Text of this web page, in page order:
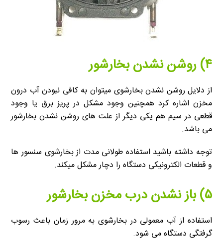
۴) روشن نشدن بخارشور
از دلایل روشن نشدن بخارشوی میتوان به کافی نبودن آب درون
مخزن اشاره کرد همچنین وجود مشکل در پریز برق یا وجود
قطعی در سیم هم یکی دیگر از علت های روشن نشدن بخارشور
می باشد.
توجه داشته باشید استفاده طولانی مدت از بخارشوی سنسور ها
و قطعات الکترونیکی دستگاه را دچار مشکل میکند.
۵) باز نشدن درب مخزن بخارشور
استفاده از آب معمولی در بخارشوی به مرور زمان باعث رسوب
گرفتگی دستگاه می شود.